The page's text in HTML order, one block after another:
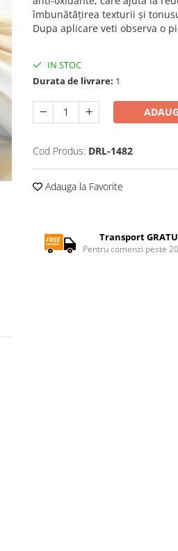
îmbunătățirea texturii și
Dupa aplicare veti observa o
IN STOC
Durata de livrare: 1
Cod Produs: DRL-1482
Adauga la Favorite
Transport
Pentru comenzi peste